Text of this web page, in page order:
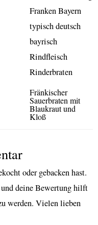
Fränkischer
Sauerbraten mit
Blaukraut und
Kloß
oder gebacken hast.
deine Bewertung hilft
werden. Vielen lieben